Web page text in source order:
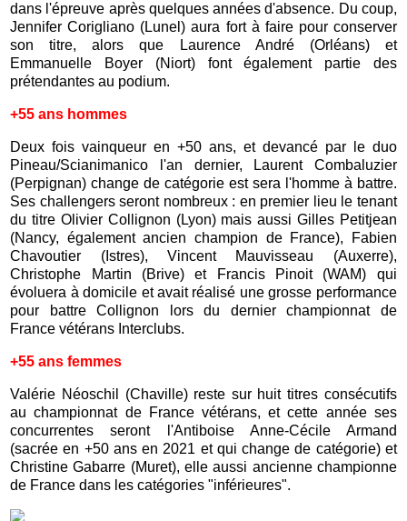
dans l'épreuve après quelques années d'absence. Du coup,
Jennifer Corigliano (Lunel) aura fort à faire pour conserver
son titre, alors que Laurence André (Orléans) et
Emmanuelle Boyer (Niort) font également partie des
prétendantes au podium.
+55 ans hommes
Deux fois vainqueur en +50 ans, et devancé par le duo
Pineau/Scianimanico l'an dernier, Laurent Combaluzier
(Perpignan) change de catégorie est sera l'homme à battre.
Ses challengers seront nombreux : en premier lieu le tenant
du titre Olivier Collignon (Lyon) mais aussi Gilles Petitjean
(Nancy, également ancien champion de France), Fabien
Chavoutier (Istres), Vincent Mauvisseau (Auxerre),
Christophe Martin (Brive) et Francis Pinoit (WAM) qui
évoluera à domicile et avait réalisé une grosse performance
pour battre Collignon lors du dernier championnat de
France vétérans Interclubs.
+55 ans femmes
Valérie Néoschil (Chaville) reste sur huit titres consécutifs
au championnat de France vétérans, et cette année ses
concurrentes seront l'Antiboise Anne-Cécile Armand
(sacrée en +50 ans en 2021 et qui change de catégorie) et
Christine Gabarre (Muret), elle aussi ancienne championne
de France dans les catégories "inférieures".